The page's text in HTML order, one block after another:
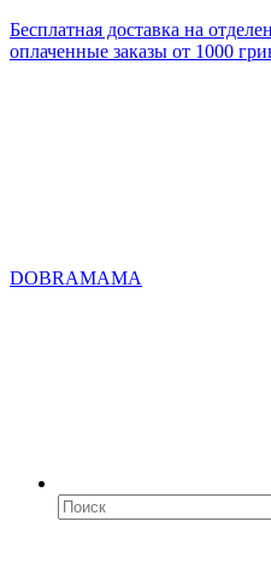
Бесплатная доставка на
оплаченные заказы от 1000
DOBRAMAMA